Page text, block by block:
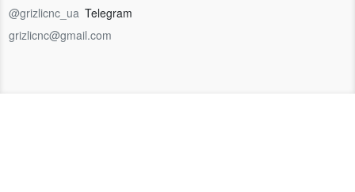
@grizlicnc_ua Telegram
grizlicnc@gmail.com